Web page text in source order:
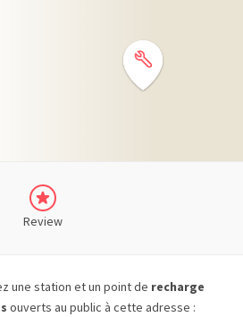
Review
une station et un point de recharge
ouverts au public à cette adresse :